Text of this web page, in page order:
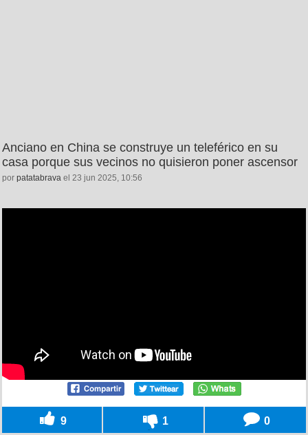
Anciano en China se construye un teleférico en su
casa porque sus vecinos no quisieron poner ascensor
por patatabrava el 23 jun 2025, 10:56
9 1 0